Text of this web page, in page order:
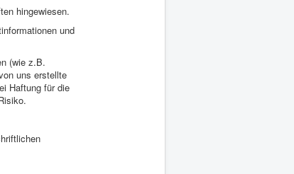
hingewiesen.
und
(wie z.B.
uns erstellte
Haftung für die